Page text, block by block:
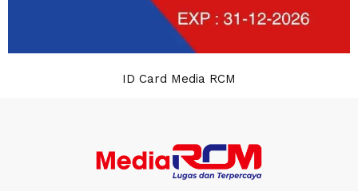
ID Card Media RCM